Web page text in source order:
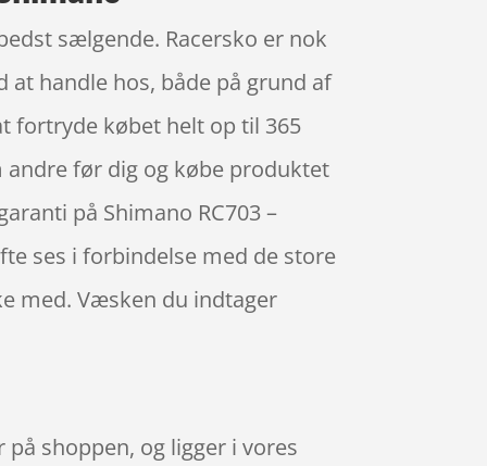
sælgende. Racersko er nok
handle hos, både på grund af
fortryde købet helt op til 365
andre før dig og købe produktet
på Shimano RC703 –
ses i forbindelse med de store
med. Væsken du indtager
på shoppen, og ligger i vores